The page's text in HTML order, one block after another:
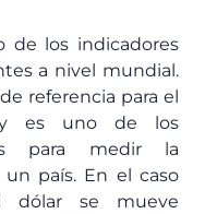
de los indicadores
a nivel mundial.
referencia para el
y es uno de los
para medir la
país. En el caso
dólar se mueve